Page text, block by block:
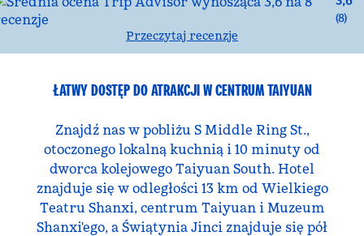
(8)
Przeczytaj recenzje
ŁATWY DOSTĘP DO ATRAKCJI W CENTRUM TAIYUAN
Znajdź nas w pobliżu S Middle Ring St.,
otoczonego lokalną kuchnią i 10 minuty od
dworca kolejowego Taiyuan South. Hotel
znajduje się w odległości 13 km od Wielkiego
Teatru Shanxi, centrum Taiyuan i Muzeum
Shanxi'ego, a Świątynia Jinci znajduje się pół